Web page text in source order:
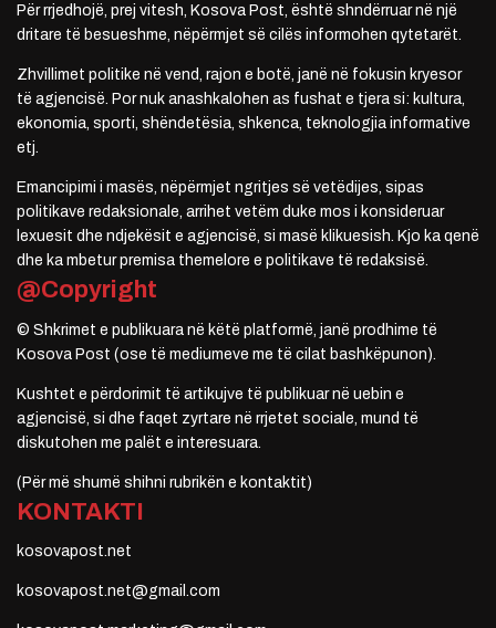
Për rrjedhojë, prej vitesh, Kosova Post, është shndërruar në një
dritare të besueshme, nëpërmjet së cilës informohen qytetarët.
Zhvillimet politike në vend, rajon e botë, janë në fokusin kryesor
të agjencisë. Por nuk anashkalohen as fushat e tjera si: kultura,
ekonomia, sporti, shëndetësia, shkenca, teknologjia informative
etj.
Emancipimi i masës, nëpërmjet ngritjes së vetëdijes, sipas
politikave redaksionale, arrihet vetëm duke mos i konsideruar
lexuesit dhe ndjekësit e agjencisë, si masë klikuesish. Kjo ka qenë
dhe ka mbetur premisa themelore e politikave të redaksisë.
@Copyright
© Shkrimet e publikuara në këtë platformë, janë prodhime të
Kosova Post (ose të mediumeve me të cilat bashkëpunon).
Kushtet e përdorimit të artikujve të publikuar në uebin e
agjencisë, si dhe faqet zyrtare në rrjetet sociale, mund të
diskutohen me palët e interesuara.
(Për më shumë shihni rubrikën e kontaktit)
KONTAKTI
kosovapost.net
kosovapost.net@gmail.com